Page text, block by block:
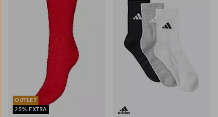
OUTLET
25% EXTRA
40/4243/45